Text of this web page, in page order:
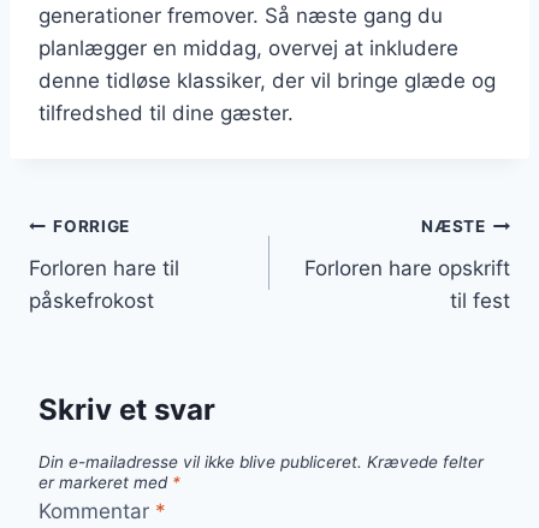
generationer fremover. Så næste gang du
planlægger en middag, overvej at inkludere
denne tidløse klassiker, der vil bringe glæde og
tilfredshed til dine gæster.
Indlægsnavigation
FORRIGE
Forloren hare til
påskefrokost
NÆSTE
Forloren hare opskrift
til fest
Skriv et svar
Din e-mailadresse vil ikke blive publiceret. Krævede felter
er markeret med *
Kommentar *